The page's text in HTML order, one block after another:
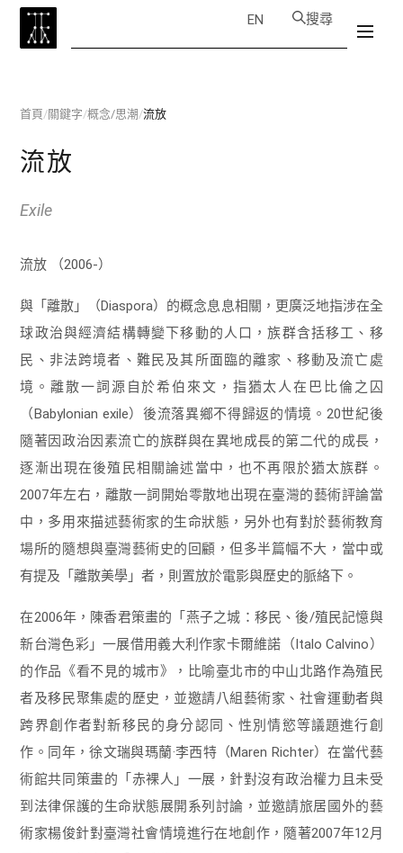
EN 搜尋
首頁/關鍵字/概念/思潮/流放
流放
Exile
流放 （2006-）
與「離散」（Diaspora）的概念息息相關，更廣泛地指涉在全
球政治與經濟結構轉變下移動的人口，族群含括移工、移
民、非法跨境者、難民及其所面臨的離家、移動及流亡處
境。離散一詞源自於希伯來文，指猶太人在巴比倫之囚
（Babylonian exile）後流落異鄉不得歸返的情境。20世紀後
隨著因政治因素流亡的族群與在異地成長的第二代的成長，
逐漸出現在後殖民相關論述當中，也不再限於猶太族群。
2007年左右，離散一詞開始零散地出現在臺灣的藝術評論當
中，多用來描述藝術家的生命狀態，另外也有對於藝術教育
場所的隨想與臺灣藝術史的回顧，但多半篇幅不大，當中或
有提及「離散美學」者，則置放於電影與歷史的脈絡下。
在2006年，陳香君策畫的「燕子之城：移民、後/殖民記憶與
新台灣色彩」一展借用義大利作家卡爾維諾（Italo Calvino）
的作品《看不見的城市》，比喻臺北市的中山北路作為殖民
者及移民聚集處的歷史，並邀請八組藝術家、社會運動者與
跨界創作者對新移民的身分認同、性別情慾等議題進行創
作。同年，徐文瑞與瑪蘭·李西特（Maren Richter）在當代藝
術館共同策畫的「赤裸人」一展，針對沒有政治權力且未受
到法律保護的生命狀態展開系列討論，並邀請旅居國外的藝
術家楊俊針對臺灣社會情境進行在地創作，隨著2007年12月